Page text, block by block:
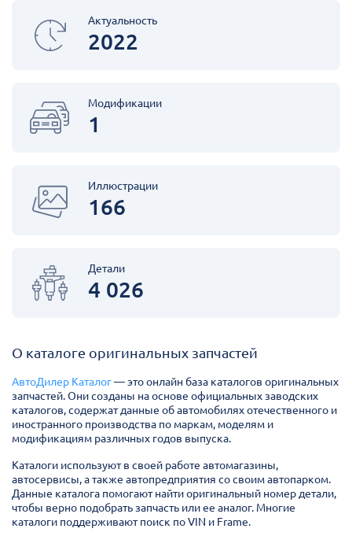
Актуальность
2022
Модификации
1
Иллюстрации
166
Детали
4 026
О каталоге оригинальных запчастей
АвтоДилер Каталог— это онлайн база каталогов оригинальных
запчастей. Они созданы на основе официальных заводских
каталогов, содержат данные об автомобилях отечественного и
иностранного производства по маркам, моделям и
модификациям различных годов выпуска.
Каталоги используют в своей работе автомагазины,
автосервисы, а также автопредприятия со своим автопарком.
Данные каталога помогают найти оригинальный номер детали,
чтобы верно подобрать запчасть или ее аналог. Многие
каталоги поддерживают поиск по VIN и Frame.